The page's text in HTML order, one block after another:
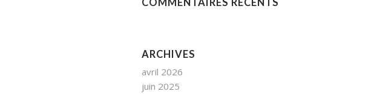
COMMENTAIRES RÉCENTS
ARCHIVES
avril 2026
juin 2025